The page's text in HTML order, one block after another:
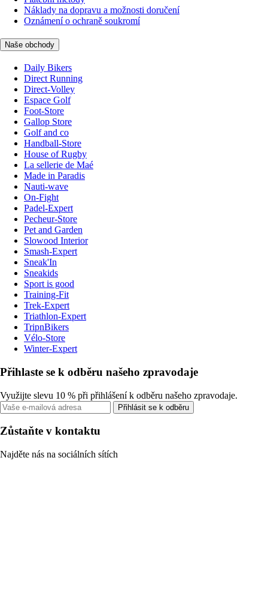
Náklady na dopravu a možnosti doručení
Oznámení o ochraně soukromí
Naše obchody
Daily Bikers
Direct Running
Direct-Volley
Espace Golf
Foot-Store
Gallop Store
Golf and co
Handball-Store
House of Rugby
La sellerie de Maé
Made in Paradis
Nauti-wave
On-Fight
Padel-Expert
Pecheur-Store
Pet and Garden
Slowood Interior
Smash-Expert
Sneak'In
Sneakids
Sport is good
Training-Fit
Trek-Expert
Triathlon-Expert
TripnBikers
Vélo-Store
Winter-Expert
Přihlaste se k odběru našeho zpravodaje
Využijte slevu 10 % při přihlášení k odběru našeho zpravodaje.
Přihlásit se k odběru
Zůstaňte v kontaktu
Najděte nás na sociálních sítích